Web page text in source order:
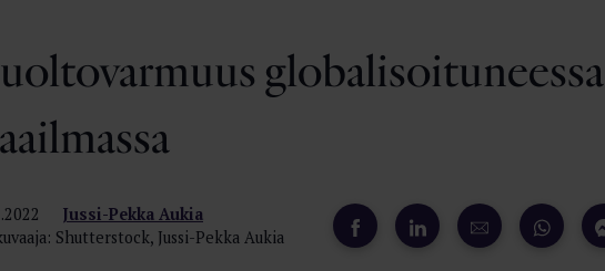
globalisoituneessa
Jussi-Pekka Aukia
Shutterstock, Jussi-Pekka Aukia